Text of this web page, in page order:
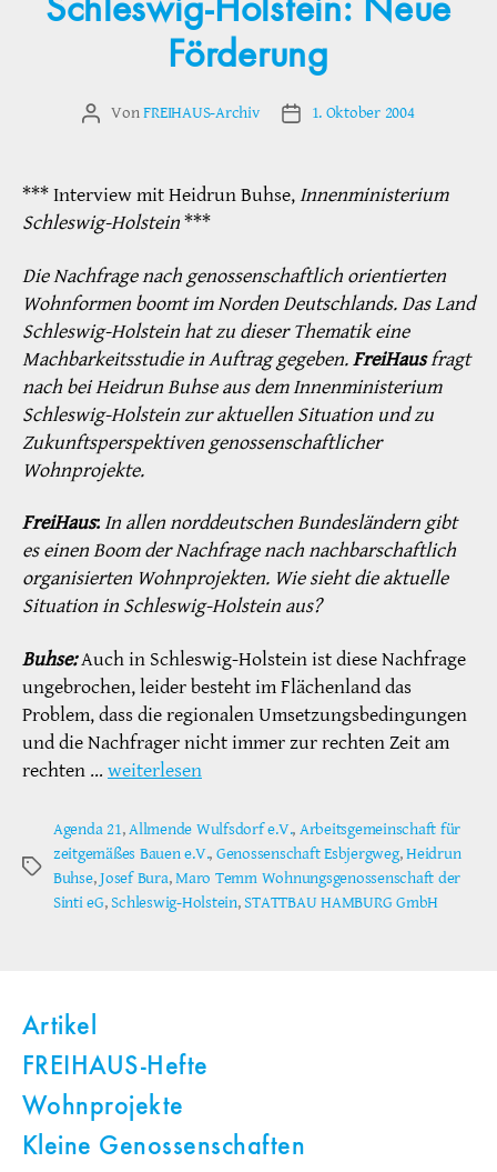
Schleswig-Holstein: Neue
Förderung
Beitragsautor
VonFREIHAUS-Archiv Veröffentlichungsdatum
1. Oktober 2004
*** Interview mit Heidrun Buhse,Innenministerium
Schleswig-Holstein***
Die Nachfrage nach genossenschaftlich orientierten
Wohnformen boomt im Norden Deutschlands. Das Land
Schleswig-Holstein hat zu dieser Thematik eine
Machbarkeitsstudie in Auftrag gegeben.FreiHausfragt
nach bei Heidrun Buhse aus dem Innenministerium
Schleswig-Holstein zur aktuellen Situation und zu
Zukunftsperspektiven genossenschaftlicher
Wohnprojekte.
FreiHaus:In allen norddeutschen Bundesländern gibt
es einen Boom der Nachfrage nach nachbarschaftlich
organisierten Wohnprojekten. Wie sieht die aktuelle
Situation in Schleswig-Holstein aus?
Buhse:Auch in Schleswig-Holstein ist diese Nachfrage
ungebrochen, leider besteht im Flächenland das
Problem, dass die regionalen Umsetzungsbedingungen
und die Nachfrager nicht immer zur rechten Zeit am
rechten … weiterlesen
Schlagwörter
Agenda 21,Allmende Wulfsdorf e.V., Arbeitsgemeinschaft für
zeitgemäßes Bauen e.V., Genossenschaft Esbjergweg,Heidrun
Buhse,Josef Bura,Maro Temm Wohnungsgenossenschaft der
Sinti eG,Schleswig-Holstein,STATTBAU HAMBURG GmbH
Artikel
FREIHAUS-Hefte
Wohnprojekte
Kleine Genossenschaften